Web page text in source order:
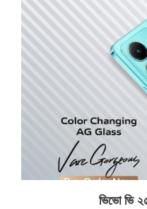
ভিভো ভি